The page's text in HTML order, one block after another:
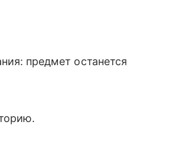
предмет останется